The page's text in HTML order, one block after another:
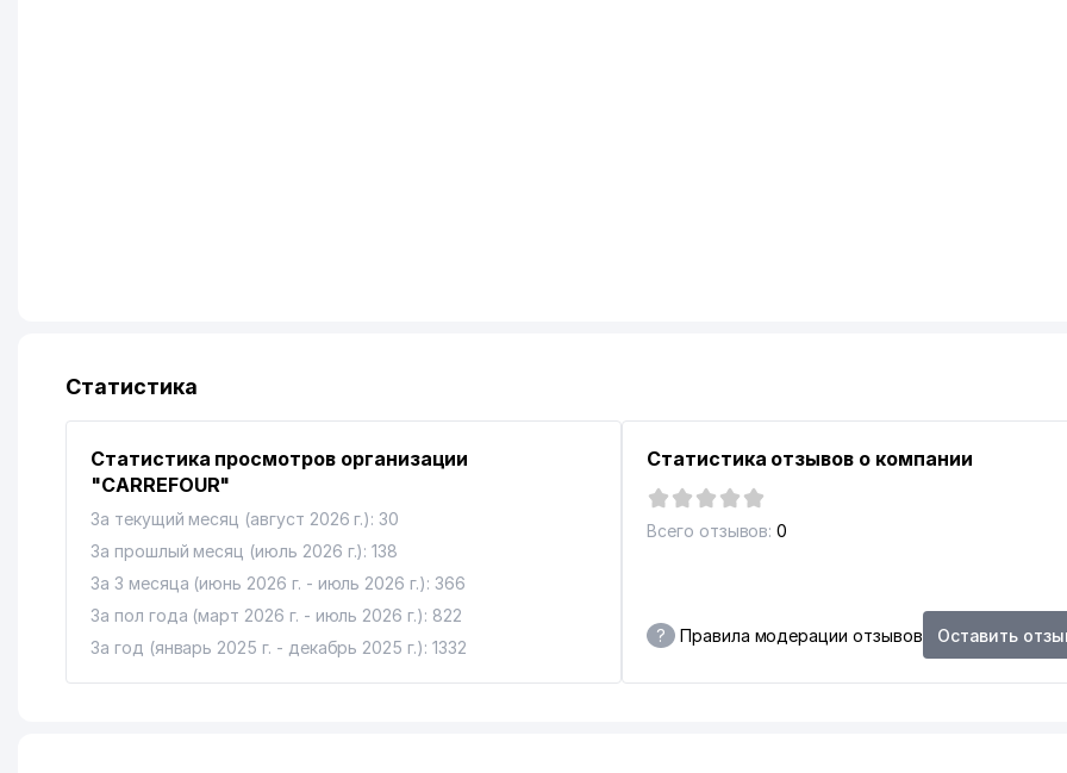
Статистика
Статистика просмотров организации
"CARREFOUR"
За текущий месяц (август 2026 г.): 30
За прошлый месяц (июль 2026 г.): 138
За 3 месяца (июнь 2026 г. - июль 2026 г.): 366
За пол года (март 2026 г. - июль 2026 г.): 822
За год (январь 2025 г. - декабрь 2025 г.): 1332
Статистика отзывов о компании
Всего отзывов: 0
? Правила модерации отзывов Оставить